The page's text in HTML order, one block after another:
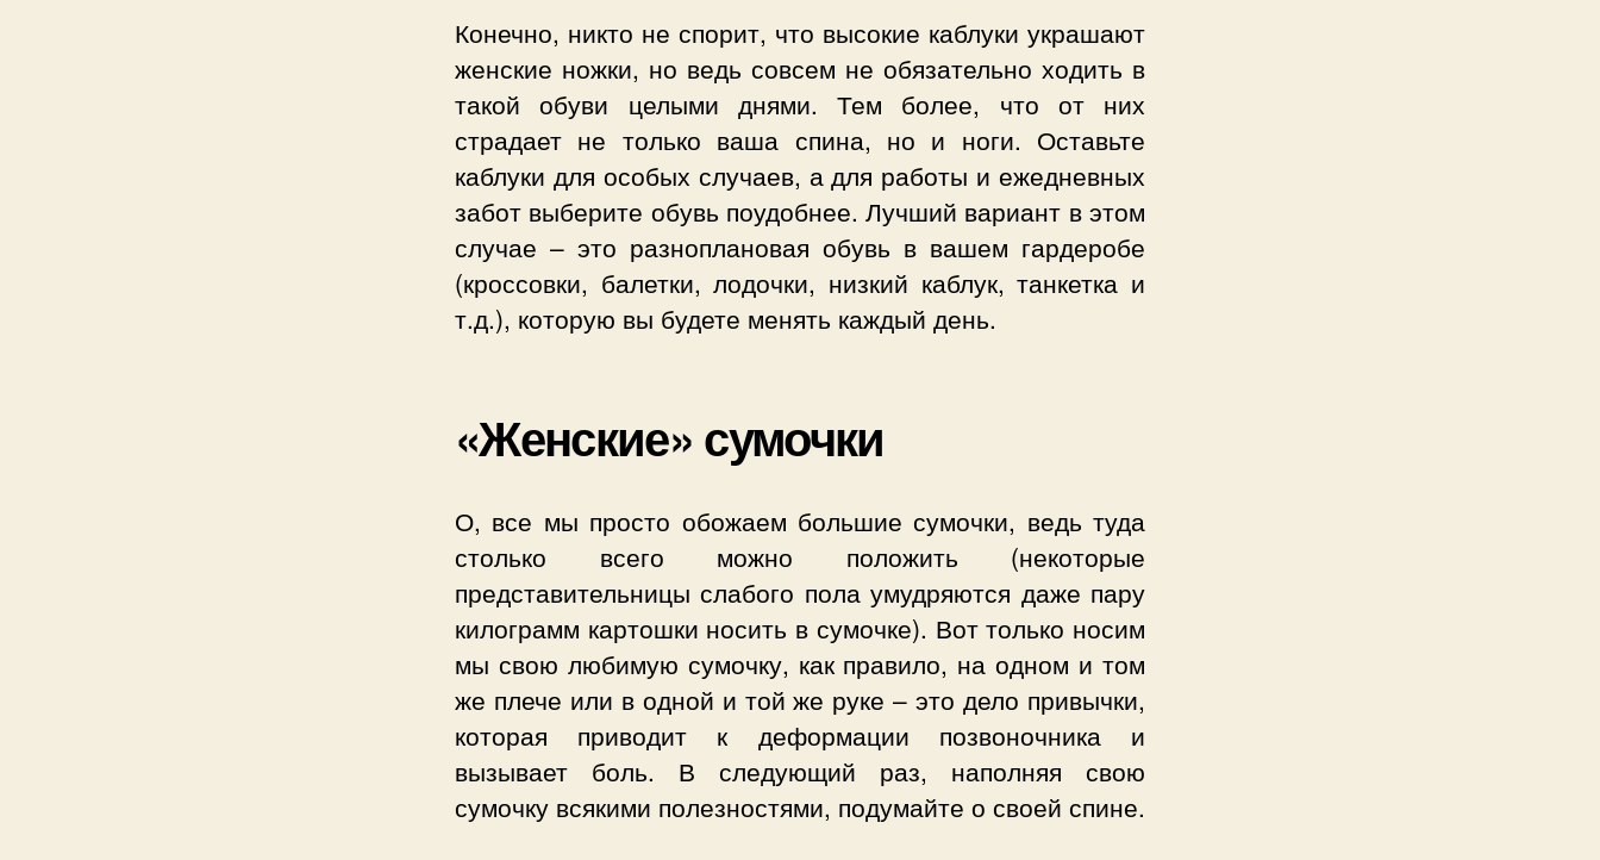
Конечно, никто не спорит, что высокие каблуки украшают
женские ножки, но ведь совсем не обязательно ходить в
такой обуви целыми днями. Тем более, что от них
страдает не только ваша спина, но и ноги. Оставьте
каблуки для особых случаев, а для работы и ежедневных
забот выберите обувь поудобнее. Лучший вариант в этом
случае – это разноплановая обувь в вашем гардеробе
(кроссовки, балетки, лодочки, низкий каблук, танкетка и
т.д.), которую вы будете менять каждый день.
«Женские» сумочки
О, все мы просто обожаем большие сумочки, ведь туда
столько всего можно положить (некоторые
представительницы слабого пола умудряются даже пару
килограмм картошки носить в сумочке). Вот только носим
мы свою любимую сумочку, как правило, на одном и том
же плече или в одной и той же руке – это дело привычки,
которая приводит к деформации позвоночника и
вызывает боль. В следующий раз, наполняя свою
сумочку всякими полезностями, подумайте о своей спине.